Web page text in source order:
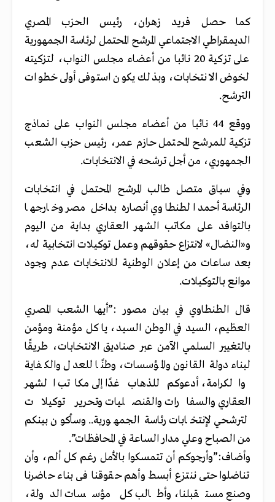
كما حصل فريد زهران، رئيس الحزب المصري
الديمقراطي الاجتماعي المرشح المحتمل لرئاسة الجمهورية
على تزكية 20 نائبا من أعضاء مجلس النواب، لتزكيته
لخوض الانتخابات، وبذلك يكون استوفى أولى خطوات
الترشح.
ووقع 44 نائبا من أعضاء مجلس النواب على نماذج
تزكية للمرشح المحتمل حازم عمر، رئيس حزب الشعب
الجمهوري، من أجل ترشحه في الانتخابات.
وفي سياق متصل طالب المرشح المحتمل في انتخابات
الرئاسة أحمد الطنطاوي أنصاره بداخل مصر وخارجها
بالتوافد على مكاتب الشهر العقاري بداية من اليوم
و«النضال» لانتزاع حقوقهم وعمل توكيلات انتخابية له،
بعد ساعات من إعلان الوطنية للانتخابات عدم وجود
موانع بالتوكيلات.
قال الطنطاوي في بيان مصور :”أيها الشعب المصري
العظيم، السيد في الوطن السيد، يا كل مؤمنة ومؤمن
بالتغيير السلمي الآمن عبر صناديق الانتخابات، طريقًا
لبناء دولة القانون والمؤسسات، وطنًا للعدل والكفاية
والكرامة، أدعوكم للذهاب غدًا إلى مكاتب الشهر
العقاري والسفارات والقنصليات وتحرير توكيلات
لترشحي لإنتخابات رئاسة الجمهورية.. وسأكون بينكم
من الصباح وعلي مدار الساعة في المحافظات”.
وأضاف:”وأرجوكم أن تتمسكوا بالأمل رغم كل ألم، وأن
تناضلوا حتى ننتزع أبسط وأهم حقوقنا فى بناء حاضرنا
وصنع مستقبلنا، وأطالب كل مؤسسات الدولة،